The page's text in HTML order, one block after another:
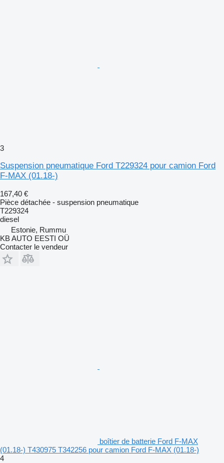
3
Suspension pneumatique Ford T229324 pour camion Ford
F-MAX (01.18-)
167,40 €
Pièce détachée - suspension pneumatique
T229324
diesel
Estonie, Rummu
KB AUTO EESTI OÜ
Contacter le vendeur
boîtier de batterie Ford F-MAX
(01.18-) T430975 T342256 pour camion Ford F-MAX (01.18-)
4